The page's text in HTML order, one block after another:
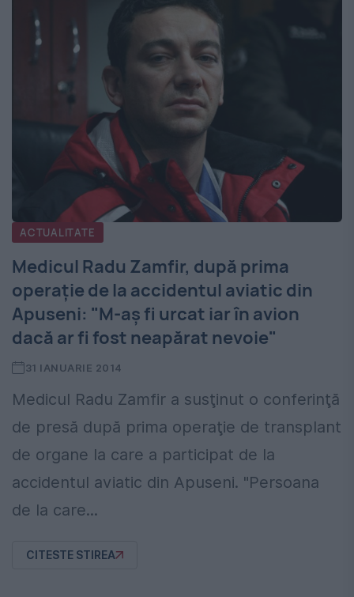
ACTUALITATE
Medicul Radu Zamfir, după prima
operaţie de la accidentul aviatic din
Apuseni: "M-aş fi urcat iar în avion
dacă ar fi fost neapărat nevoie"
31 IANUARIE 2014
Medicul Radu Zamfir a susţinut o conferinţă
de presă după prima operaţie de transplant
de organe la care a participat de la
accidentul aviatic din Apuseni. "Persoana
de la care...
CITESTE STIREA